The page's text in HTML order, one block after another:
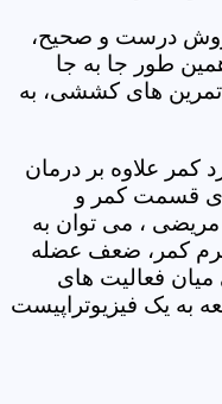
روش درست و صحیح،
طور جا به جا
تمرین های کششی، به
کمر علاوه بر درمان
قسمت کمر و
، می توان به
کمر، ضعف عضله
فعالیت های
به یک فیزیوتراپیست